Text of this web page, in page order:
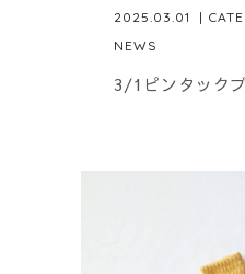
2025.03.01 |
NEWS
3/1ピンタック